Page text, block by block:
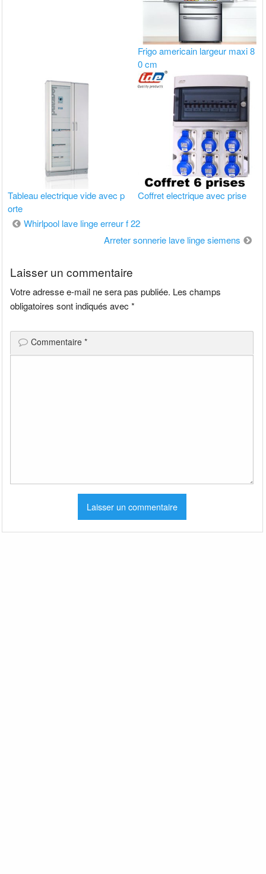
Frigo americain largeur maxi 8
0 cm
Tableau electrique vide avec p
orte
Coffret electrique avec prise
Navigation
Whirlpool lave linge erreur f 22
Arreter sonnerie lave linge siemens
Laisser un commentaire
Votre adresse e-mail ne sera pas publiée. Les champs
obligatoires sont indiqués avec*
Commentaire*